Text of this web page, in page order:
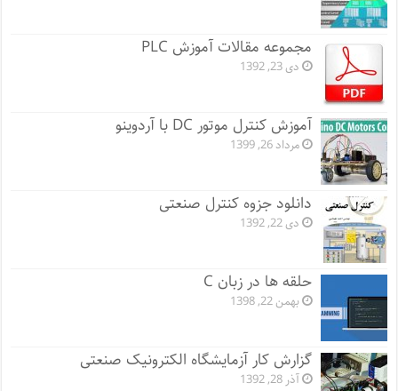
مجموعه مقالات آموزش PLC
دی 23, 1392
آموزش کنترل موتور DC با آردوینو
مرداد 26, 1399
دانلود جزوه کنترل صنعتی
دی 22, 1392
حلقه ها در زبان C
بهمن 22, 1398
گزارش کار آزمایشگاه الکترونیک صنعتی
آذر 28, 1392